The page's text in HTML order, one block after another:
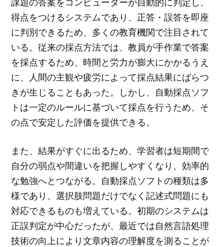
得点をつけるシステムであり、正答・誤答を即座
に判別できるため、多くの教育機関で注目されて
いる。従来の採点方法では、教員が手作業で答案
を採点するため、時間と労力が膨大にかかるうえ
に、人間の主観や疲労によって採点結果にばらつ
きが生じることもあった。しかし、自動採点ソフ
トは一定のルールに基づいて採点を行うため、そ
の点で安定した評価を提供できる。
また、結果がすぐに出るため、学習者は短期間で
自分の弱点や間違いを把握しやすくなり、効率的
な勉強へとつながる。自動採点ソフトの種類は多
様であり、選択肢問題だけでなく記述式問題にも
対応できるものも増えている。初期のシステムは
正誤判定が中心だったが、最近では自然言語処理
技術の向上により文章内容の理解度を測ることが